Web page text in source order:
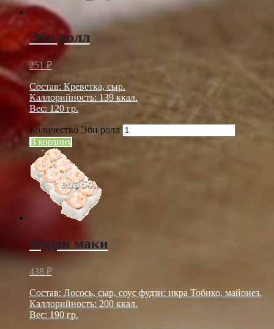
Эби ролл
251 ₽
Состав: Креветка, сыр.
Каллорийность: 139 ккал.
Вес: 120 гр.
Количество Эби ролл
В корзину
Фудзи маки
438 ₽
Состав: Лосось, сыр, соус фудзи: икра Тобико, майонез.
Каллорийность: 200 ккал.
Вес: 190 гр.